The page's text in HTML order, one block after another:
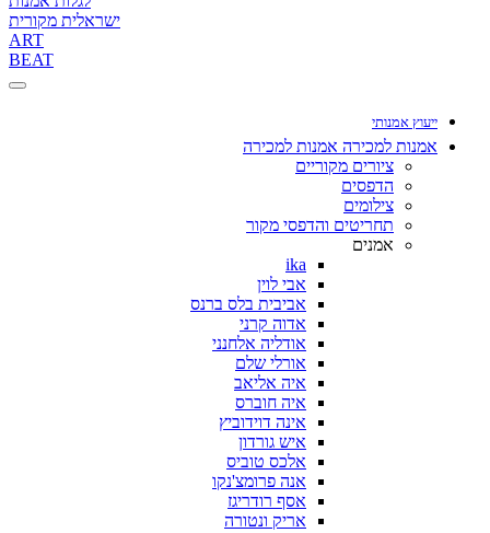
ישראלית מקורית
ART
BEAT
ייעוץ אמנותי
אמנות למכירה אמנות למכירה
ציורים מקוריים
הדפסים
צילומים
תחריטים והדפסי מקור
אמנים
ika
אבי לוין
אביבית בלס ברנס
אדוה קרני
אודליה אלחנני
אורלי שלם
איה אליאב
איה חוברס
אינה דוידוביץ
איש גורדון
אלכס טוביס
אנה פרומצ'נקו
אסף רודריגז
אריק ונטורה